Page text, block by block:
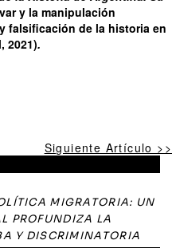
y la manipulación
falsificación de la historia en
2021).
Siguiente Artículo >>
MIGRATORIA: UN
PROFUNDIZA LA
Y DISCRIMINATORIA